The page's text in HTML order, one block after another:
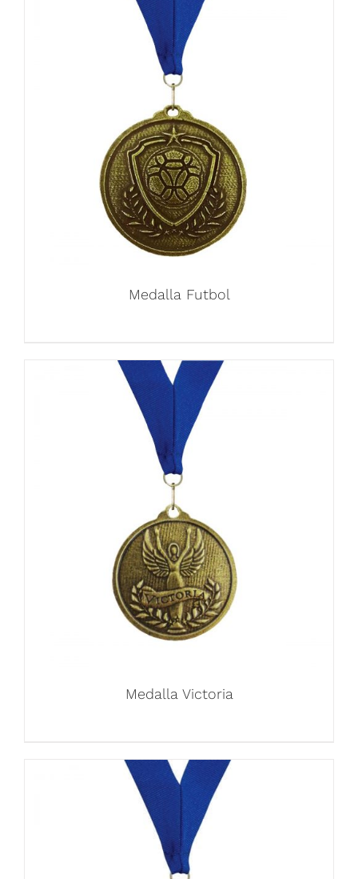
Medalla Futbol
Medalla Victoria